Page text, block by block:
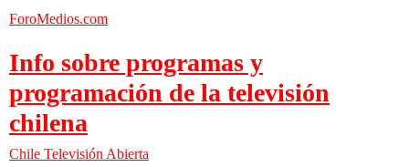
ForoMedios.com
Info sobre programas y
programación de la televisión
chilena
Chile Televisión Abierta